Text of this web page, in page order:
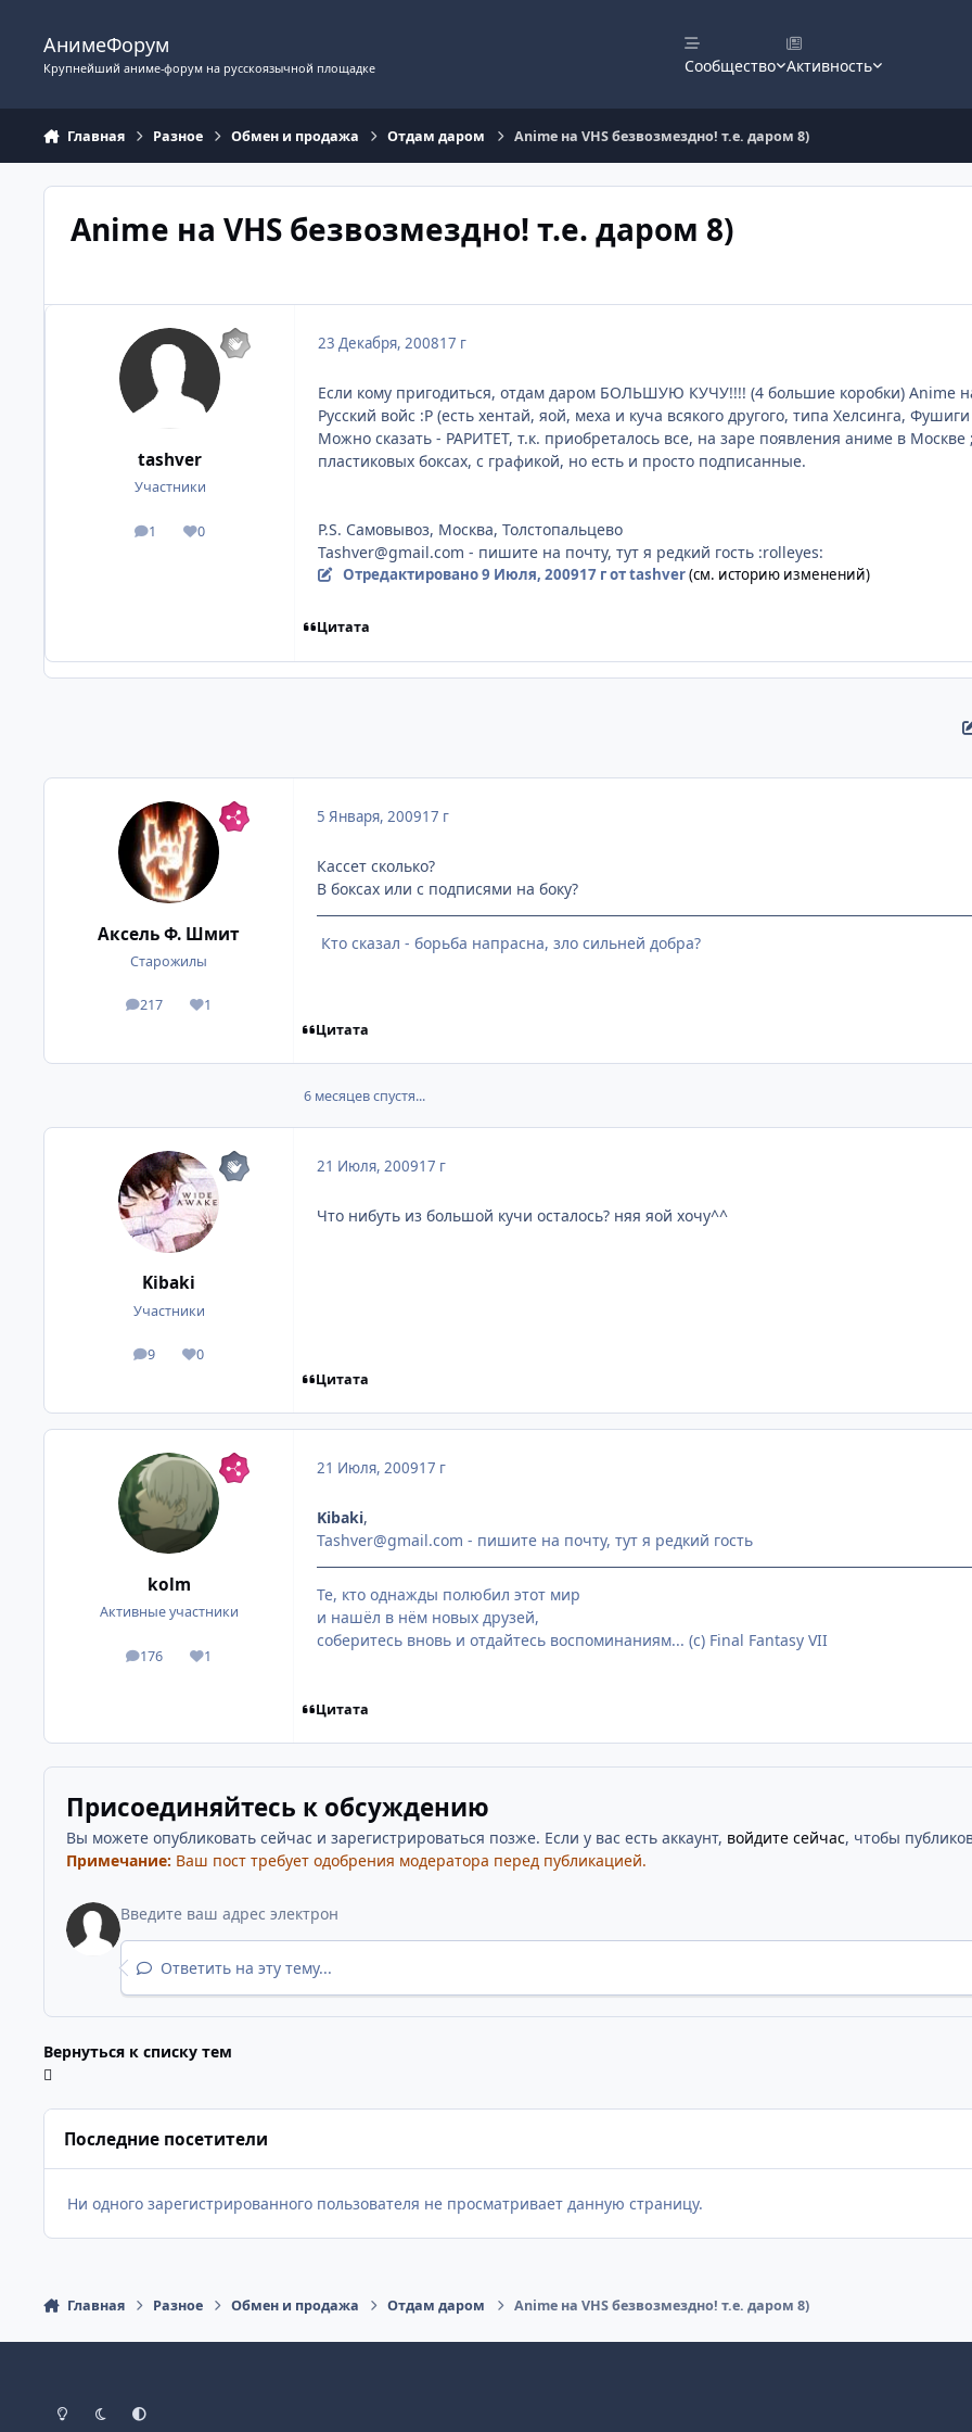
АнимеФорум
Крупнейший аниме-форум на русскоязычной площадке Сообщество Активность
Главная Разное Обмен и продажа Отдам даром Anime на VHS безвозмездно! т.е. даром 8)
Anime на VHS безвозмездно! т.е. даром 8)
tashver
Участники
1
посты 0
Репутация
23 Декабря, 200817 г
Если кому пригодиться, отдам даром БОЛЬШУЮ КУЧУ!!!! (4 большие коробки) Anime
Русский войс :P (есть хентай, яой, меха и куча всякого другого, типа Хелсинга,
Можно сказать - РАРИТЕТ, т.к. приобреталось все, на заре появления аниме в
пластиковых боксах, с графикой, но есть и просто подписанные.
P.S. Самовывоз, Москва, Толстопальцево
Tashver@gmail.com - пишите на почту, тут я редкий гость :rolleyes:
Отредактировано9 Июля, 200917 гот tashver(см. историю изменений)
Цитата
Аксель Ф. Шмит
Старожилы
217
посты 1
Репутация
5 Января, 200917 г
Кассет сколько?
В боксах или с подписями на боку?
Кто сказал - борьба напрасна, зло сильней добра?
Цитата
6 месяцев спустя...
Kibaki
Участники
9
посты 0
Репутация
21 Июля, 200917 г
Что нибуть из большой кучи осталось? няя яой хочу^^
Цитата
kolm
Активные участники
176
посты 1
Репутация
21 Июля, 200917 г
Kibaki,
Tashver@gmail.com - пишите на почту, тут я редкий гость
Те, кто однажды полюбил этот мир
и нашёл в нём новых друзей,
соберитесь вновь и отдайтесь воспоминаниям... (с) Final Fantasy VII
Цитата
Присоединяйтесь к обсуждению
Вы можете опубликовать сейчас и зарегистрироваться позже. Если у вас есть аккаунт, войдите сейчас, чтобы
Примечание: Ваш пост требует одобрения модератора перед публикацией.
Ответить на эту тему...
Вернуться к списку тем
Последние посетители
Ни одного зарегистрированного пользователя не просматривает данную страницу.
Главная Разное Обмен и продажа Отдам даром Anime на VHS безвозмездно! т.е. даром 8)
Светлый режим
Темный режим
Как в системе